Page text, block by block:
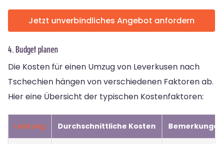
Jetzt unverbindliches Angebot anfordern
4. Budget planen
Die Kosten für einen Umzug von Leverkusen nach
Tschechien hängen von verschiedenen Faktoren ab.
Hier eine Übersicht der typischen Kostenfaktoren:
Leistung Durchschnittliche Kosten Bemerkungen